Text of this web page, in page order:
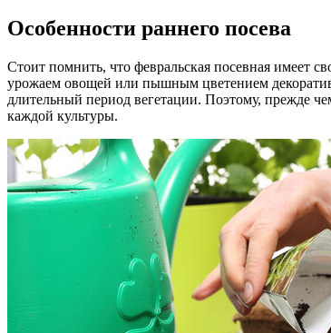
Особенности раннего посева
Стоит помнить, что февральская посевная имеет
урожаем овощей или пышным цветением
длительный период вегетации. Поэтому, прежде
каждой культуры.